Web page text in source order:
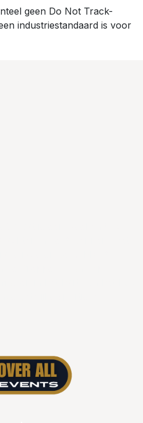
geen Do Not Track-
industriestandaard is voor